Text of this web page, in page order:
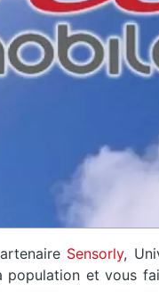
Sensorly,
population et vous